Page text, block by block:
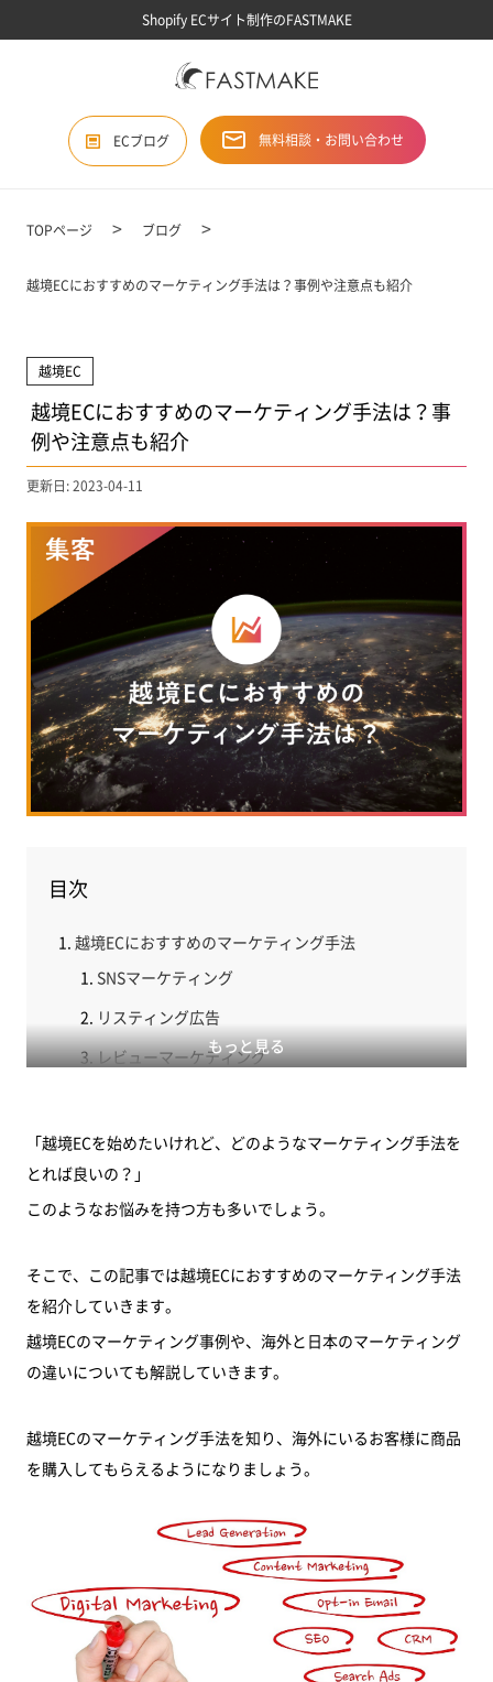
Shopify ECサイト制作のFASTMAKE
ECブログ 無料相談・お問い合わせ
TOPページ ブログ
越境ECにおすすめのマーケティング手法は？事例や注意点も紹介
越境EC
越境ECにおすすめのマーケティング手法は？事
例や注意点も紹介
更新日: 2023-04-11
もっと見る
目次
越境ECにおすすめのマーケティング手法
SNSマーケティング
リスティング広告
レビューマーケティング
越境ECのマーケティング事例
事例1「Tokyo Otaku Mode」
事例2「カキモリ」
海外と日本のマーケティングの違い
スピード感
まとめ
「越境ECを始めたいけれど、どのようなマーケティング手法を
とれば良いの？」
このようなお悩みを持つ方も多いでしょう。
そこで、この記事では越境ECにおすすめのマーケティング手法
を紹介していきます。
越境ECのマーケティング事例や、海外と日本のマーケティング
の違いについても解説していきます。
越境ECのマーケティング手法を知り、海外にいるお客様に商品
を購入してもらえるようになりましょう。